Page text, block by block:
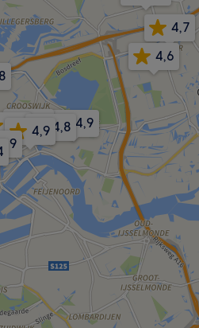
4,9
4,7
4,9 4,8
4,7
4,9
4,9
4,6